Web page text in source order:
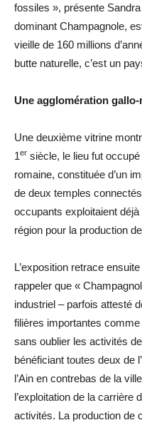
fossiles », présente
dominant Champagnole,
vieille de 160 millions
butte naturelle, c’est un
Une agglomération
Une deuxième vitrine
1er siècle, le lieu fut
romaine, constituée d’un
de deux temples
occupants exploitaient
région pour la production
L’exposition retrace
rappeler que «
industriel – parfois attesté
filières importantes
sans oublier les activités
bénéficiant toutes deux de
l’Ain en contrebas de la
l’exploitation de la carrière
activités. La production de